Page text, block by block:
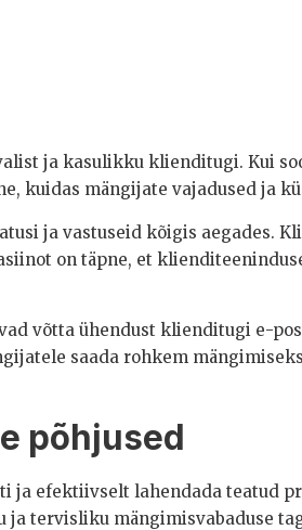
ja kasulikku klienditugi. Kui
kuidas mängijate vajadused ja
ja vastuseid kõigis aegades.
on täpne, et
võtta ühendust klienditugi e-
saada rohkem
põhjused
efektiivselt lahendada teatud
tervisliku mängimisvabaduse